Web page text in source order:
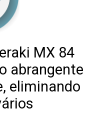
MX 84
abrangente
eliminando